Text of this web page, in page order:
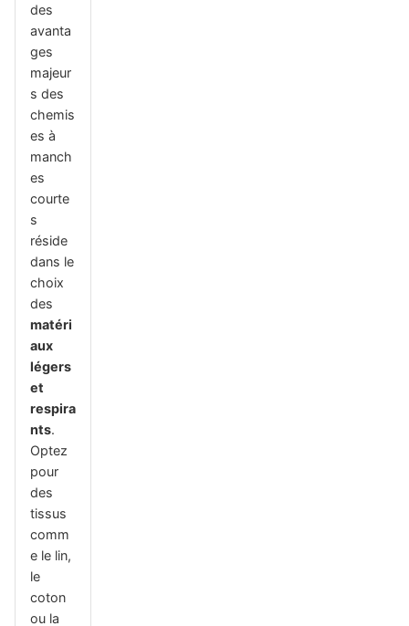
des
avanta
ges
majeur
s des
chemis
es à
manch
es
courte
s
réside
dans le
choix
des
matéri
aux
légers
et
respira
nts.
Optez
pour
des
tissus
comm
e le lin,
le
coton
ou la